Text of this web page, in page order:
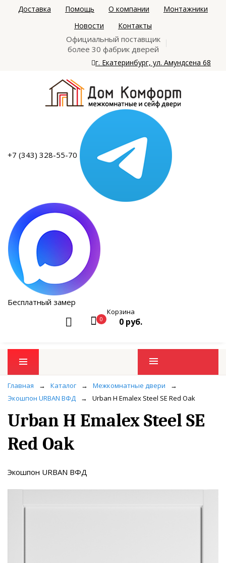
Доставка Помощь О компании
Монтажники
Новости
Контакты
Официальный поставщик
более 30 фабрик дверей
г. Екатеринбург, ул. Амундсена 68
+7 (343) 328-55-70
Бесплатный замер
0
Корзина
0 руб.
Промо товары
Главная → Каталог → Межкомнатные двери
→
Экошпон URBAN ВФД
→ Urban H Emalex Steel SE Red Oak
Urban H Emalex Steel SE
Red Oak
Экошпон URBAN ВФД